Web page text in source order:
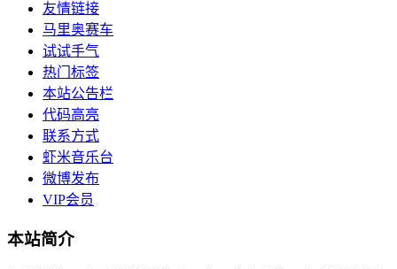
友情链接
马里奥赛车
试试手气
热门标签
本站公告栏
代码高亮
联系方式
虾米音乐台
微博发布
VIP会员
本站简介